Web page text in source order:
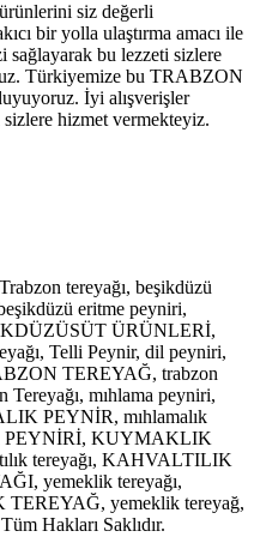
siz değerli
bir yolla ulaştırma amacı ile
sağlayarak bu lezzeti sizlere
Türkiyemize bu TRABZON
İyi alışverişler
sizlere hizmet vermekteyiz.
tereyağı, beşikdüzü
eritme peyniri,
ÜRÜNLERİ,
Telli Peynir, dil peyniri,
TEREYAĞ, trabzon
Tereyağı, mıhlama peyniri,
PEYNİR, mıhlamalık
PEYNİRİ, KUYMAKLIK
tereyağı, KAHVALTILIK
yemeklik tereyağı,
TEREYAĞ, yemeklik tereyağ,
Hakları Saklıdır.